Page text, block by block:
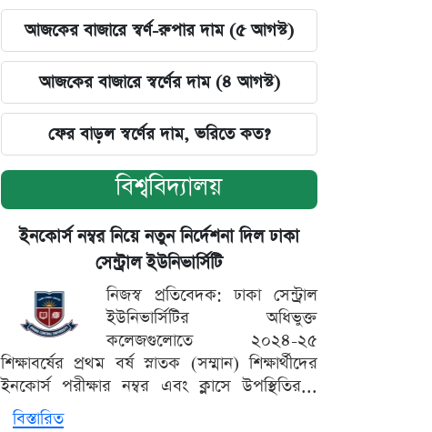
আজকের বাজারে স্বর্ণ-রুপার দাম (৫ আগস্ট)
আজকের বাজারে স্বর্ণের দাম (৪ আগস্ট)
ফের বাড়ল স্বর্ণের দাম, ভরিতে কত?
বিশ্ববিদ্যালয়
ইনকোর্স নম্বর নিয়ে নতুন নির্দেশনা দিল ঢাকা
সেন্ট্রাল ইউনিভার্সিটি
নিজস্ব প্রতিবেদক: ঢাকা সেন্ট্রাল
ইউনিভার্সিটির অধিভুক্ত
কলেজগুলোতে ২০২৪-২৫
শিক্ষাবর্ষের প্রথম বর্ষ স্নাতক (সম্মান) শিক্ষার্থীদের
ইনকোর্স পরীক্ষার নম্বর এবং ক্লাসে উপস্থিতির...
বিস্তারিত